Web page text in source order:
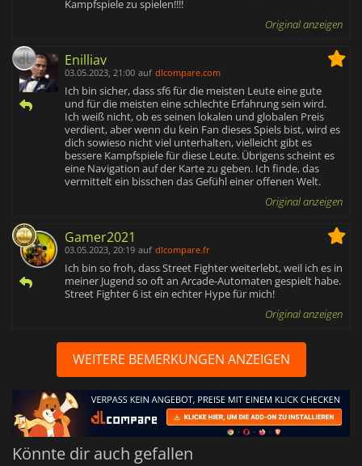
Kampfspiele zu spielen!!!!
Original anzeigen
Enilliav
03.05.2023, 21:00 auf dlcompare.com
Ich bin sicher, dass sf6 für die meisten Leute eine gute
und für die meisten eine schlechte Erfahrung sein wird.
Ich weiß nicht, ob es seinen lokalen und globalen Preis
verdient, aber wenn du kein Fan dieses Spiels bist, wird es
dich sowieso nicht viel unterhalten, vielleicht gibt es
bessere Kampfspiele für diese Leute. Übrigens scheint es
eine Navigation auf der Karte zu geben. Ich finde, das
vermittelt ein bisschen das Gefühl einer offenen Welt.
Original anzeigen
Gamer2021
03.05.2023, 20:19 auf dlcompare.fr
Ich bin so froh, dass Street Fighter weiterlebt, weil ich es in
meiner Jugend so oft an Arcade-Automaten gespielt habe.
Street Fighter 6 ist ein echter Hype für mich!
Original anzeigen
WEITERE BEMERKUNGEN ANZEIGEN
Könnte dir auch gefallen